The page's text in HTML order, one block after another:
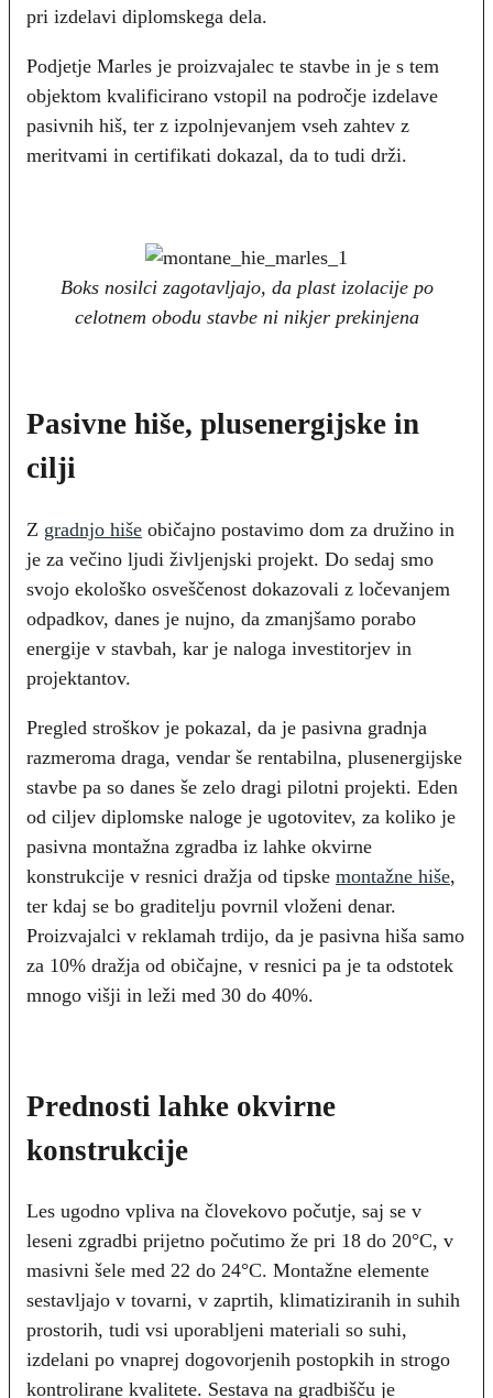
pri izdelavi diplomskega dela.
Podjetje Marles je proizvajalec te stavbe in je s tem
objektom kvalificirano vstopil na področje izdelave
pasivnih hiš, ter z izpolnjevanjem vseh zahtev z
meritvami in certifikati dokazal, da to tudi drži.
Boks nosilci zagotavljajo, da plast izolacije po
celotnem obodu stavbe ni nikjer prekinjena
Pasivne hiše, plusenergijske in
cilji
Z gradnjo hiše običajno postavimo dom za družino in
je za večino ljudi življenjski projekt. Do sedaj smo
svojo ekološko osveščenost dokazovali z ločevanjem
odpadkov, danes je nujno, da zmanjšamo porabo
energije v stavbah, kar je naloga investitorjev in
projektantov.
Pregled stroškov je pokazal, da je pasivna gradnja
razmeroma draga, vendar še rentabilna, plusenergijske
stavbe pa so danes še zelo dragi pilotni projekti. Eden
od ciljev diplomske naloge je ugotovitev, za koliko je
pasivna montažna zgradba iz lahke okvirne
konstrukcije v resnici dražja od tipske montažne hiše,
ter kdaj se bo graditelju povrnil vloženi denar.
Proizvajalci v reklamah trdijo, da je pasivna hiša samo
za 10% dražja od običajne, v resnici pa je ta odstotek
mnogo višji in leži med 30 do 40%.
Prednosti lahke okvirne
konstrukcije
Les ugodno vpliva na človekovo počutje, saj se v
leseni zgradbi prijetno počutimo že pri 18 do 20°C, v
masivni šele med 22 do 24°C. Montažne elemente
sestavljajo v tovarni, v zaprtih, klimatiziranih in suhih
prostorih, tudi vsi uporabljeni materiali so suhi,
izdelani po vnaprej dogovorjenih postopkih in strogo
kontrolirane kvalitete. Sestava na gradbišču je